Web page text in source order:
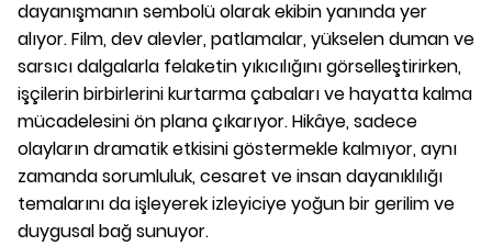
dayanışmanın sembolü olarak ekibin yanında yer
alıyor. Film, dev alevler, patlamalar, yükselen duman ve
sarsıcı dalgalarla felaketin yıkıcılığını görselleştirirken,
işçilerin birbirlerini kurtarma çabaları ve hayatta kalma
mücadelesini ön plana çıkarıyor. Hikâye, sadece
olayların dramatik etkisini göstermekle kalmıyor, aynı
zamanda sorumluluk, cesaret ve insan dayanıklılığı
temalarını da işleyerek izleyiciye yoğun bir gerilim ve
duygusal bağ sunuyor.